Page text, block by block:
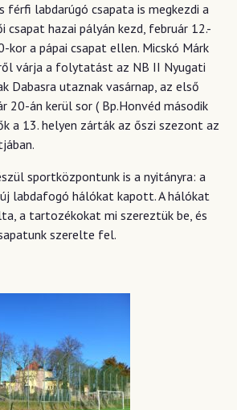
férfi labdarúgó csapata is megkezdi a
csapat hazai pályán kezd, február 12.-
kor a pápai csapat ellen. Micskó Márk
várja a folytatást az NB II Nyugati
Dabasra utaznak vasárnap, az első
20-án kerül sor ( Bp.Honvéd második
a 13. helyen zárták az őszi szezont az
sportközpontunk is a nyitányra: a
labdafogó hálókat kapott. A hálókat
a tartozékokat mi szereztük be, és
szerelte fel.